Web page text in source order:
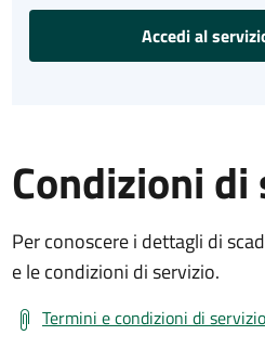
Accedi al
Condizioni
Per conoscere i dettagli di
e le condizioni di servizio.
Termini e condizioni di servizio